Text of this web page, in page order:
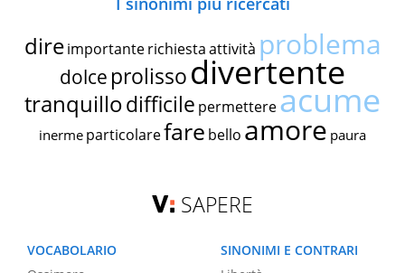
dire importante richiestaattività problema
dolce prolissodivertente
tranquillodifficile permettereacume
inerme particolarefare bello amore paura
SAPERE
VOCABOLARIO
SINONIMI E CONTRARI